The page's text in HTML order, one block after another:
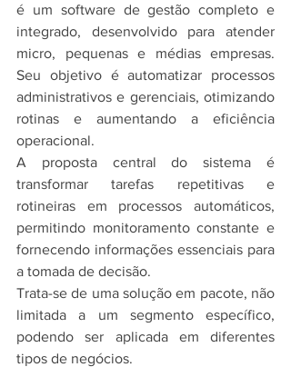
é um software de gestão completo e
integrado, desenvolvido para atender
micro, pequenas e médias empresas.
Seu objetivo é automatizar processos
administrativos e gerenciais, otimizando
rotinas e aumentando a eficiência
operacional.
A proposta central do sistema é
transformar tarefas repetitivas e
rotineiras em processos automáticos,
permitindo monitoramento constante e
fornecendo informações essenciais para
a tomada de decisão.
Trata-se de uma solução em pacote, não
limitada a um segmento específico,
podendo ser aplicada em diferentes
tipos de negócios.